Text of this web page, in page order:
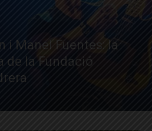
i Manel Fuentes: la
de la Fundació